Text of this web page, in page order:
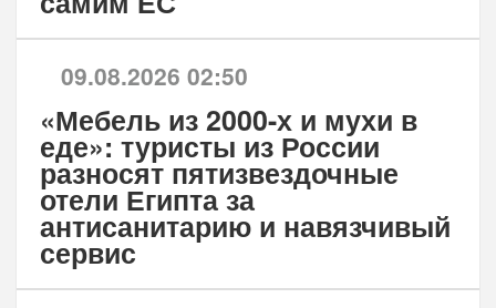
09.08.2026 02:50
«Мебель из 2000-х и мухи в
еде»: туристы из России
разносят пятизвездочные
отели Египта за
антисанитарию и навязчивый
сервис